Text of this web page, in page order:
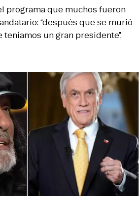
programa que muchos fueron
“después que se murió
un gran presidente”,